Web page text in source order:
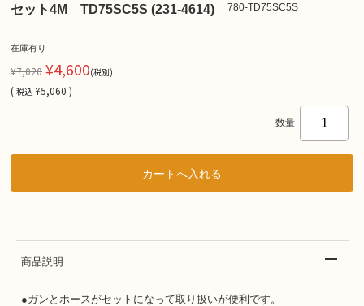
セット4M TD75SC5S (231-4614)
780-TD75SC5S
在庫有り
¥7,020 ¥4,600(税別)
( 税込 ¥5,060 )
数量
商品説明
●ガンとホースがセットになって取り扱いが便利です。